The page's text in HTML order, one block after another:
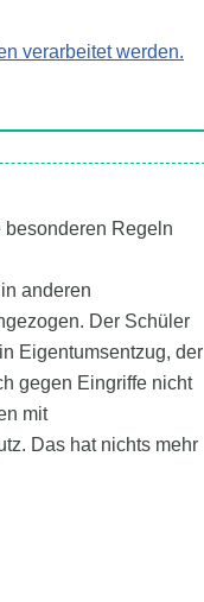
verarbeitet werden.
besonderen Regeln
anderen
Der Schüler
Eigentumsentzug, der
gegen Eingriffe nicht
mit
Das hat nichts mehr